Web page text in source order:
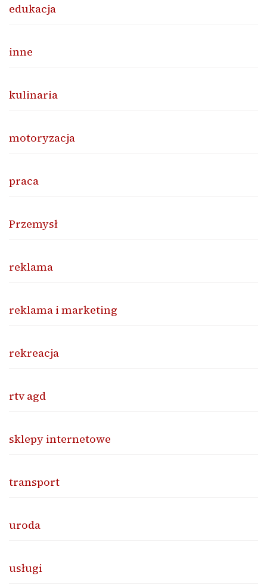
edukacja
inne
kulinaria
motoryzacja
praca
Przemysł
reklama
reklama i marketing
rekreacja
rtv agd
sklepy internetowe
transport
uroda
usługi